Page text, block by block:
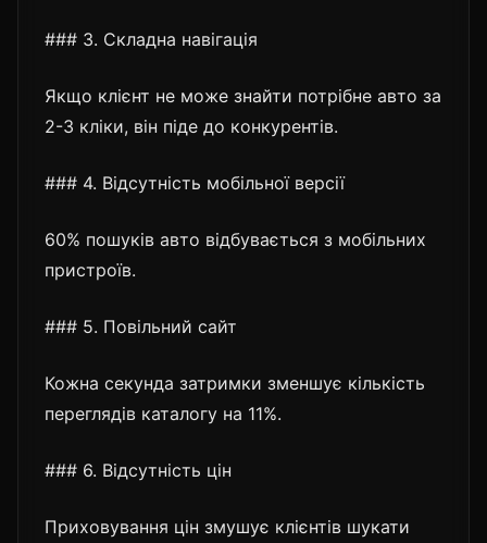
### 3. Складна навігація
Якщо клієнт не може знайти потрібне авто за
2-3 кліки, він піде до конкурентів.
### 4. Відсутність мобільної версії
60% пошуків авто відбувається з мобільних
пристроїв.
### 5. Повільний сайт
Кожна секунда затримки зменшує кількість
переглядів каталогу на 11%.
### 6. Відсутність цін
Приховування цін змушує клієнтів шукати